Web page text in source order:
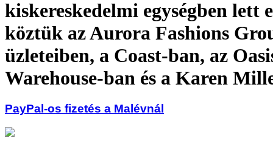
kiskereskedelmi egységben lett
köztük az Aurora Fashions
üzleteiben, a Coast-ban, az
Warehouse-ban és a Karen
PayPal-os fizetés a Malévnál